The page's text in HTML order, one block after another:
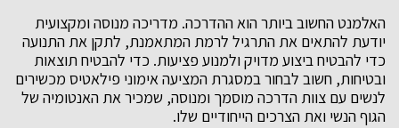
האלמנט החשוב ביותר הוא ההדרכה. מדריכה מנוסה ומקצועית
יודעת להתאים את התרגיל לרמת המתאמנת, לתקן את התנועה
כדי להבטיח ביצוע מדויק ולמנוע פציעות. כדי להבטיח תוצאות
ובטיחות, חשוב לבחור במסגרת המציעה אימוני פילאטיס מכשירים
לנשים עם צוות הדרכה מוסמך ומנוסה, שמכיר את האנטומיה של
הגוף הנשי ואת הצרכים הייחודיים שלו.